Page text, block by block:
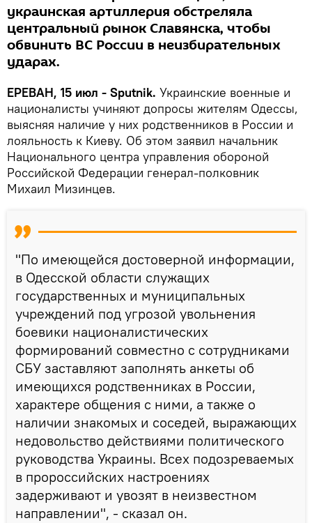
украинская артиллерия обстреляла
центральный рынок Славянска, чтобы
обвинить ВС России в неизбирательных
ударах.
ЕРЕВАН, 15 июл - Sputnik. Украинские военные и
националисты учиняют допросы жителям Одессы,
выясняя наличие у них родственников в России и
лояльность к Киеву. Об этом заявил начальник
Национального центра управления обороной
Российской Федерации генерал-полковник
Михаил Мизинцев.
"По имеющейся достоверной информации,
в Одесской области служащих
государственных и муниципальных
учреждений под угрозой увольнения
боевики националистических
формирований совместно с сотрудниками
СБУ заставляют заполнять анкеты об
имеющихся родственниках в России,
характере общения с ними, а также о
наличии знакомых и соседей, выражающих
недовольство действиями политического
руководства Украины. Всех подозреваемых
в пророссийских настроениях
задерживают и увозят в неизвестном
направлении", - сказал он.